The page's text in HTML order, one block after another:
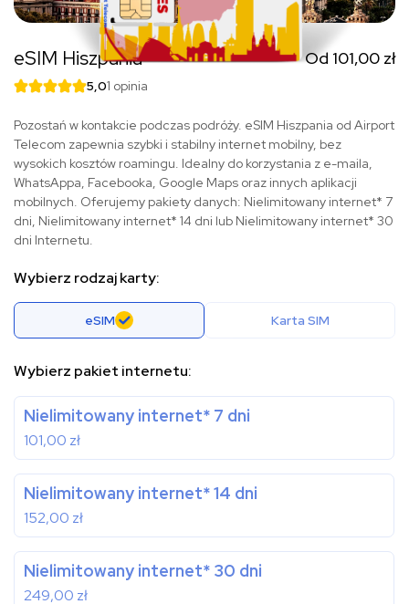
eSIM Hiszpania Od 101,00 zł
5,01 opinia
Pozostań w kontakcie podczas podróży. eSIM Hiszpania od Airport
Telecom zapewnia szybki i stabilny internet mobilny, bez
wysokich kosztów roamingu. Idealny do korzystania z e-maila,
WhatsAppa, Facebooka, Google Maps oraz innych aplikacji
mobilnych. Oferujemy pakiety danych: Nielimitowany internet* 7
dni, Nielimitowany internet* 14 dni lub Nielimitowany internet* 30
dni Internetu.
Wybierz rodzaj karty:
eSIM Karta SIM
Wybierz pakiet internetu:
Nielimitowany internet* 7 dni
101,00 zł
Nielimitowany internet* 14 dni
152,00 zł
Nielimitowany internet* 30 dni
249,00 zł